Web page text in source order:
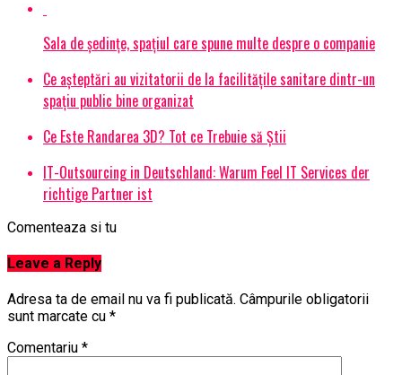
Sala de ședințe, spațiul care spune multe despre o companie
Ce așteptări au vizitatorii de la facilitățile sanitare dintr-un
spațiu public bine organizat
Ce Este Randarea 3D? Tot ce Trebuie să Știi
IT-Outsourcing in Deutschland: Warum Feel IT Services der
richtige Partner ist
Comenteaza si tu
Leave a Reply
Adresa ta de email nu va fi publicată. Câmpurile obligatorii
sunt marcate cu *
Comentariu *